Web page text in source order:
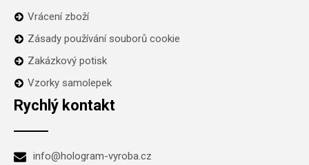
Vrácení zboží
Zásady používání souborů cookie
Zakázkový potisk
Vzorky samolepek
Rychlý kontakt
info@hologram-vyroba.cz